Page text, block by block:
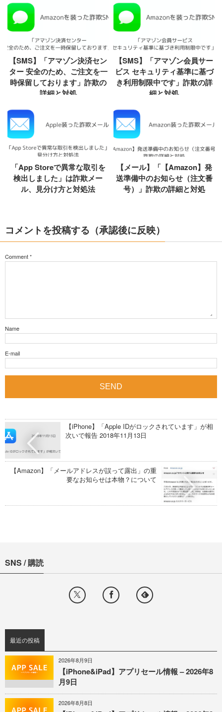
【SMS】「アマゾン決済セン
ター 安全のため、ご注文を一
時保留しております」詐欺の
詳細と対処
【SMS】「アマゾン会員サー
ビス セキュリティ基準に基づ
き利用制限中です」詐欺の詳
細と対処
「App Storeで異常な取引を
検出しました」は詐欺メー
ル、見分け方と対処法
【メール】「【Amazon】発
送準備中のお知らせ（注文番
号）」詐欺の詳細と対処
コメントを投稿する（承認後に反映）
Comment*
Name
E-mail
【iPhone】「Apple IDがロックされています」が相
次いで報告 2018年11月13日
【Amazon】「メールアドレスが誤って露出」の重
要なお知らせは本物？について
SNS / 購読
最近の投稿
2026年8月9日
【iPhone&iPad】アプリセール情報 – 2026年8
月9日
2026年8月8日